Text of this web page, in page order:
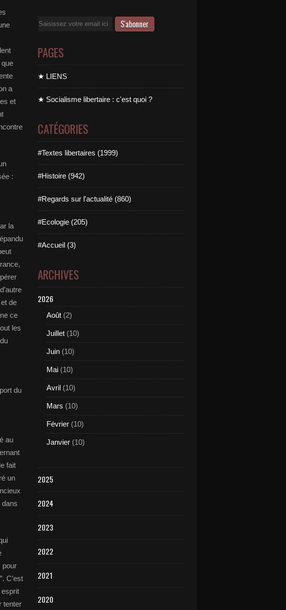
a
et
:
la
de
ce
les
du
au
fait
un
dans
pour
C’est
esprit
tenter
Email
PAGES
★ LIENS
★ Socialisme libertaire : c'est quoi ?
CATÉGORIES
#Textes libertaires (1999)
#Histoire (942)
#Regards sur l'actualité (860)
#Ecologie (205)
#Accueil (3)
ARCHIVES
2026
Août (2)
Juillet (10)
Juin (10)
Mai (10)
Avril (10)
Mars (10)
Février (10)
Janvier (10)
2025
2024
2023
2022
2021
2020